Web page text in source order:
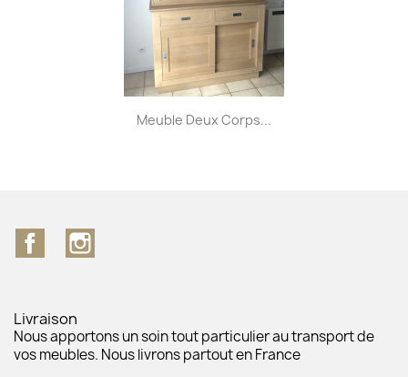
Meuble Deux Corps...
Facebook
Livraison
Nous apportons un soin tout particulier au transport de
vos meubles. Nous livrons partout en France